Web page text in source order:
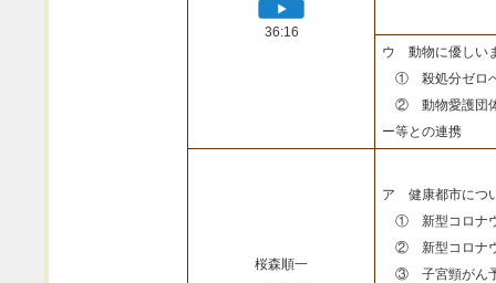
36:16
ウ 動物に優しい
① 殺処分ゼロへ
② 動物愛護団体
ー等との連携
桜森順一
ア 健康都市につ
① 新型コロナウ
② 新型コロナウ
③ 子宮頸がん予